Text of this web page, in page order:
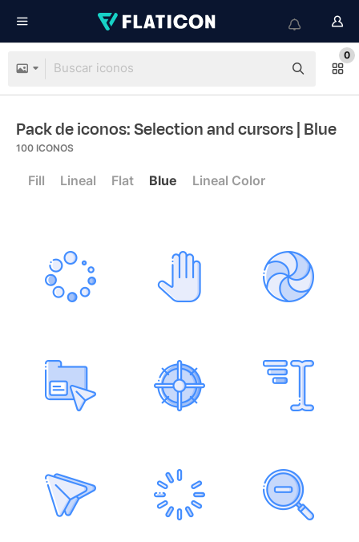
0
Pack de iconos: Selection and cursors| Blue
100 ICONOS
Fill Lineal Flat Blue Lineal Color